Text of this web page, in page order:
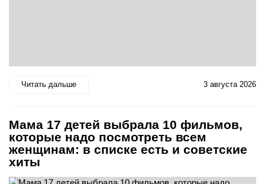
Читать дальше 3 августа 2026
Мама 17 детей выбрала 10 фильмов,
которые надо посмотреть всем
женщинам: в списке есть и советские
хиты